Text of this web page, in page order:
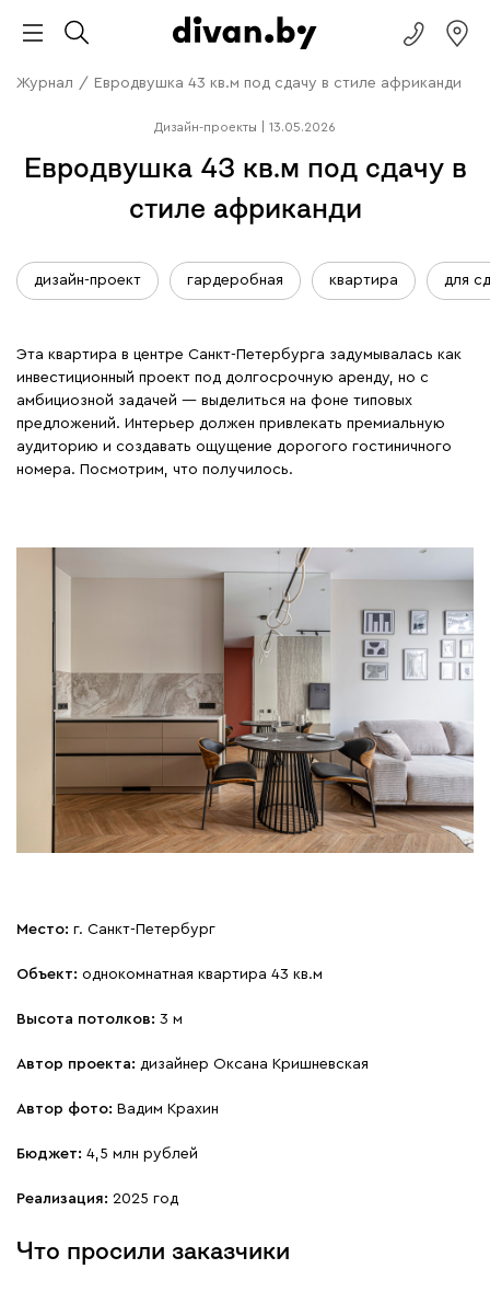
Журнал / Евродвушка 43 кв.м под сдачу в стиле африканди
Дизайн-проекты 13.05.2026
Евродвушка 43 кв.м под сдачу в
стиле африканди
дизайн-проект гардеробная квартира для
Эта квартира в центре Санкт-Петербурга задумывалась как
инвестиционный проект под долгосрочную аренду, но с
амбициозной задачей — выделиться на фоне типовых
предложений. Интерьер должен привлекать премиальную
аудиторию и создавать ощущение дорогого гостиничного
номера. Посмотрим, что получилось.
Место: г. Санкт-Петербург
Объект: однокомнатная квартира 43 кв.м
Высота потолков: 3 м
Автор проекта: дизайнер Оксана Кришневская
Автор фото: Вадим Крахин
Бюджет: 4,5 млн рублей
Реализация: 2025 год
Что просили заказчики